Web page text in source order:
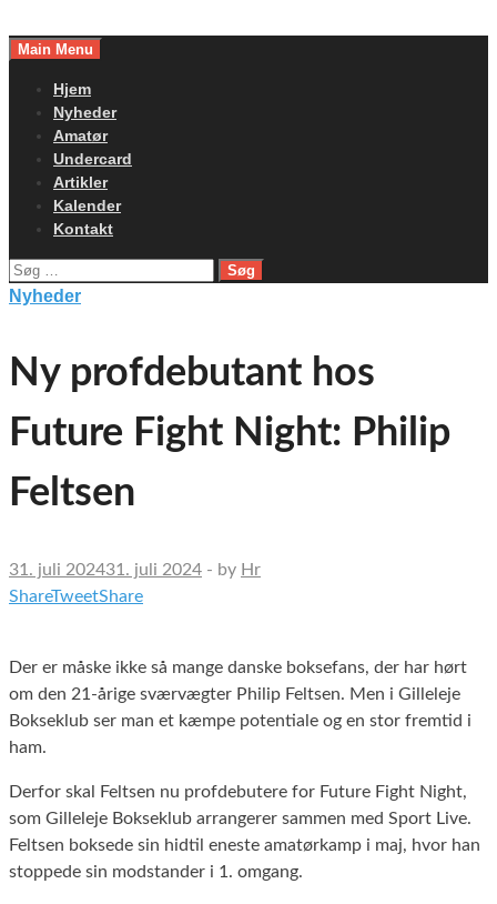
toMain Menu
Hjem
Nyheder
Amatør
Undercard
Artikler
Kalender
Kontakt
Søg
efter:
Nyheder
Ny profdebutant hos
Future Fight Night: Philip
Feltsen
31. juli 202431. juli 2024 - by Hr
ShareTweetShare
Der er måske ikke så mange danske boksefans, der har hørt
om den 21-årige sværvægter Philip Feltsen. Men i Gilleleje
Bokseklub ser man et kæmpe potentiale og en stor fremtid i
ham.
Derfor skal Feltsen nu profdebutere for Future Fight Night,
som Gilleleje Bokseklub arrangerer sammen med Sport Live.
Feltsen boksede sin hidtil eneste amatørkamp i maj, hvor han
stoppede sin modstander i 1. omgang.